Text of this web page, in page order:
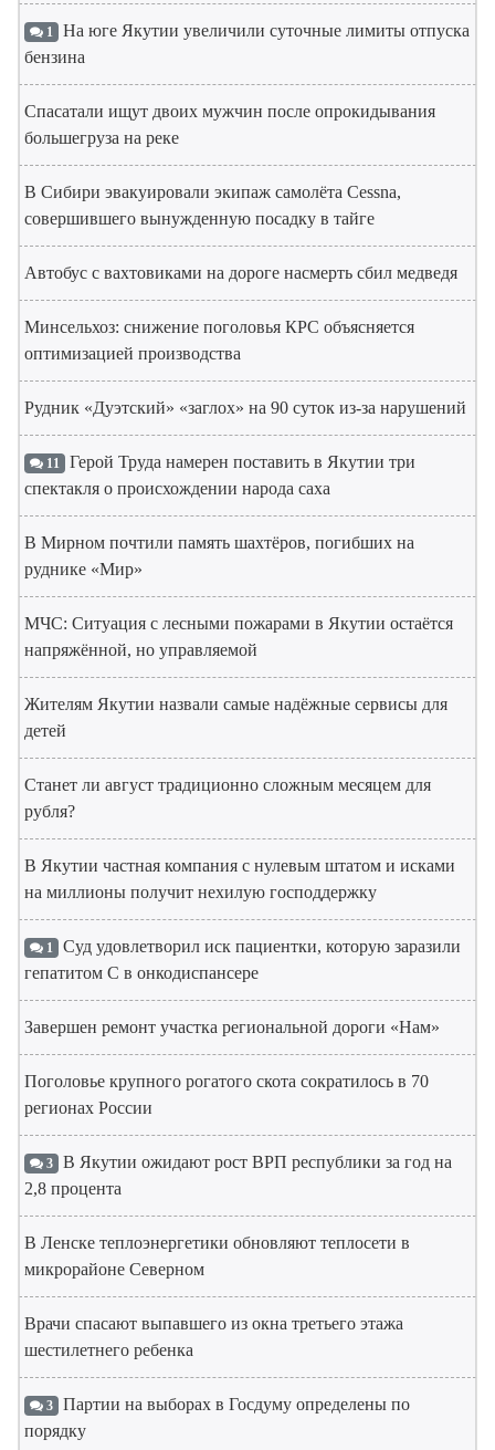
1 На юге Якутии увеличили суточные лимиты отпуска
бензина
Спасатали ищут двоих мужчин после опрокидывания
большегруза на реке
В Сибири эвакуировали экипаж самолёта Cessna,
совершившего вынужденную посадку в тайге
Автобус с вахтовиками на дороге насмерть сбил медведя
Минсельхоз: снижение поголовья КРС объясняется
оптимизацией производства
Рудник «Дуэтский» «заглох» на 90 суток из-за нарушений
11 Герой Труда намерен поставить в Якутии три
спектакля о происхождении народа саха
В Мирном почтили память шахтёров, погибших на
руднике «Мир»
МЧС: Ситуация с лесными пожарами в Якутии остаётся
напряжённой, но управляемой
Жителям Якутии назвали самые надёжные сервисы для
детей
Станет ли август традиционно сложным месяцем для
рубля?
В Якутии частная компания с нулевым штатом и исками
на миллионы получит нехилую господдержку
1 Суд удовлетворил иск пациентки, которую заразили
гепатитом С в онкодиспансере
Завершен ремонт участка региональной дороги «Нам»
Поголовье крупного рогатого скота сократилось в 70
регионах России
3 В Якутии ожидают рост ВРП республики за год на
2,8 процента
В Ленске теплоэнергетики обновляют теплосети в
микрорайоне Северном
Врачи спасают выпавшего из окна третьего этажа
шестилетнего ребенка
3 Партии на выборах в Госдуму определены по
порядку